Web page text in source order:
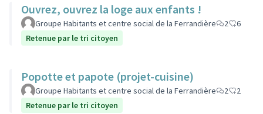
Ouvrez, ouvrez la loge aux enfants !
Groupe Habitants et centre social de la Ferrandière 2
6
Retenue par le tri citoyen
Popotte et papote (projet-cuisine)
Groupe Habitants et centre social de la Ferrandière 2
2
Retenue par le tri citoyen